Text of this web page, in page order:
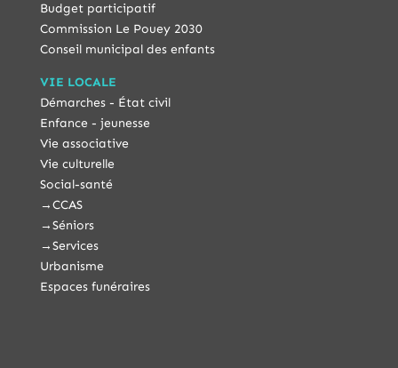
Budget participatif
Commission Le Pouey 2030
Conseil municipal des enfants
VIE LOCALE
Démarches - État civil
Enfance - jeunesse
Vie associative
Vie culturelle
Social-santé
→CCAS
→Séniors
→Services
Urbanisme
Espaces funéraires